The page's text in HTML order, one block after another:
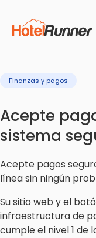
Finanzas y pagos
Acepte
sistema
Acepte pagos
línea sin ningún
Su sitio web y el
infraestructura de
cumple el nivel 1 de